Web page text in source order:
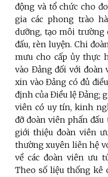
động và tổ chức cho
gia các phong trào
dưỡng, tạo môi
đấu, rèn luyện. Chi
mưu cho cấp ủy thực
vào Đảng đối với đoàn
xin vào Đảng có đủ
định của Điều lệ Đảng;
viên có uy tín, kinh
đỡ đoàn viên phấn
giới thiệu đoàn viên
thường xuyên liên hệ
về các đoàn viên ưu
Theo số liệu thống kê